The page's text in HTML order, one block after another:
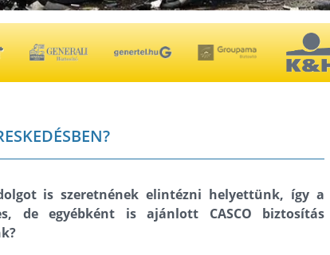
is szeretnének elintézni helyettünk, így a
de egyébként is ajánlott CASCO biztosítás